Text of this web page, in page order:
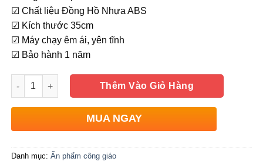
☑ Chất liệu Đồng Hồ Nhựa ABS
☑ Kích thước 35cm
☑ Máy chạy êm ái, yên tĩnh
☑ Bảo hành 1 năm
Số lượng
Thêm Vào Giỏ Hàng
MUA NGAY
Danh mục: Ấn phẩm công giáo